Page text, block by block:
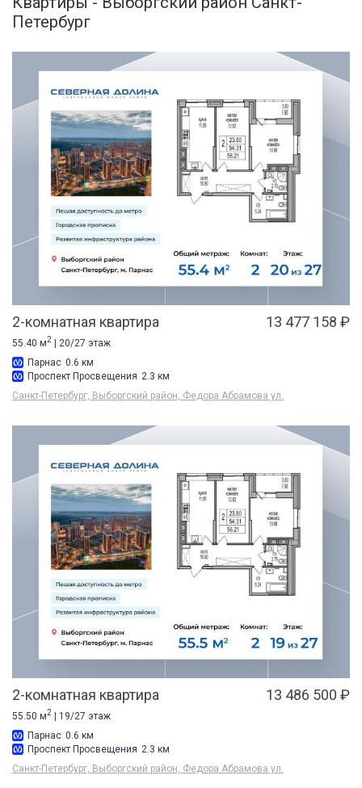
Петербург
2-комнатная квартира 13 477 158 ₽
55.40 м2 | 20/27 этаж
Парнас 0.6 км
Проспект Просвещения 2.3 км
Санкт-Петербург, Выборгский район, Федора Абрамова ул.
2-комнатная квартира 13 486 500 ₽
55.50 м2
| 19/27 этаж
Парнас 0.6 км
Проспект Просвещения 2.3 км
Санкт-Петербург, Выборгский район, Федора Абрамова ул.